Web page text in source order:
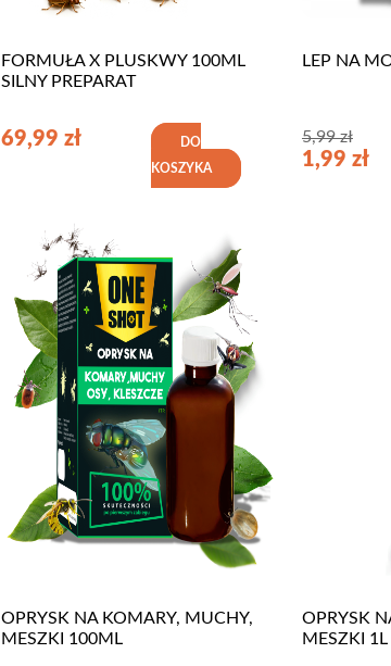
FORMUŁA X PLUSKWY 100ML
SILNY PREPARAT
69,99 zł
DO
KOSZYKA
LEP NA
5,99zł
1,99 zł
OPRYSK NA KOMARY, MUCHY,
MESZKI 100ML
OPRYSK
MESZKI 1L